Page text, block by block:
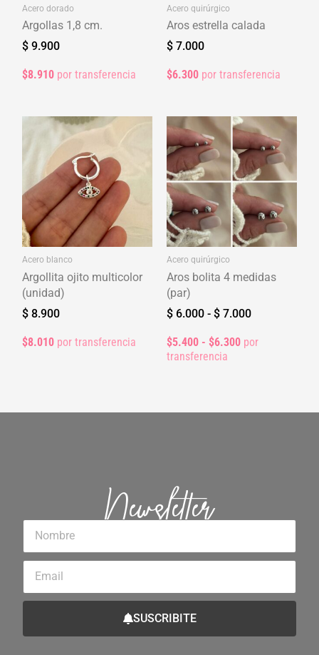
Acero dorado
Argollas 1,8 cm.
$ 9.900
$8.910 por transferencia
Acero quirúrgico
Aros estrella calada
$ 7.000
$6.300 por transferencia
Acero blanco
Argollita ojito multicolor
(unidad)
$ 8.900
$8.010 por transferencia
Acero quirúrgico
Aros bolita 4 medidas
(par)
$ 6.000 - $ 7.000
Rango
de
precios:
desde
$ 6.000
hasta
$ 7.000
$5.400 - $6.300 por
transferencia
Newsletter
SUSCRIBITE